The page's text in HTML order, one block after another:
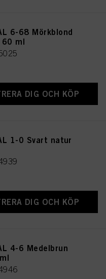
6-68 Mörkblond
60 ml
DIG OCH KÖP
1-0 Svart natur
DIG OCH KÖP
4-6 Medelbrun